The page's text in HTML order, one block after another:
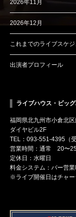
2026年11月
2026年12月
これまでのライブスケ
出演者プロフィール
ライブハウス・ビッ
福岡県北九州市小倉北
ダイヤビル2F
TEL：093-551-4395（
営業時間：通常 20〜
定休日：水曜日
料金システム：バー営
※ライブ開催日はチャー